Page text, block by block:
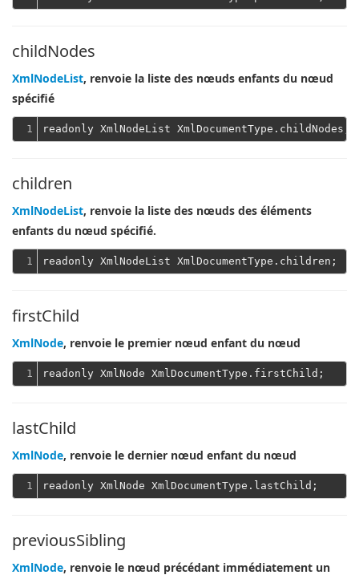
childNodes
XmlNodeList, renvoie la liste des nœuds enfants du nœud
spécifié
1
children
XmlNodeList, renvoie la liste des nœuds des éléments
enfants du nœud spécifié.
1
firstChild
XmlNode, renvoie le premier nœud enfant du nœud
1
lastChild
XmlNode, renvoie le dernier nœud enfant du nœud
1
previousSibling
XmlNode, renvoie le nœud précédant immédiatement un